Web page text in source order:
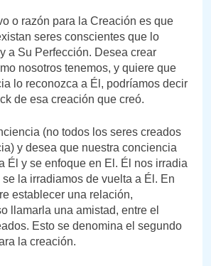
o razón para la Creación es que
seres conscientes que lo
a Su Perfección. Desea crear
nosotros tenemos, y quiere que
lo reconozca a Él, podríamos decir
de esa creación que creó.
(no todos los seres creados
y desea que nuestra conciencia
Él y se enfoque en El. Él nos irradia
la irradiamos de vuelta a Él. En
establecer una relación,
llamarla una amistad, entre el
Esto se denomina el segundo
la creación.